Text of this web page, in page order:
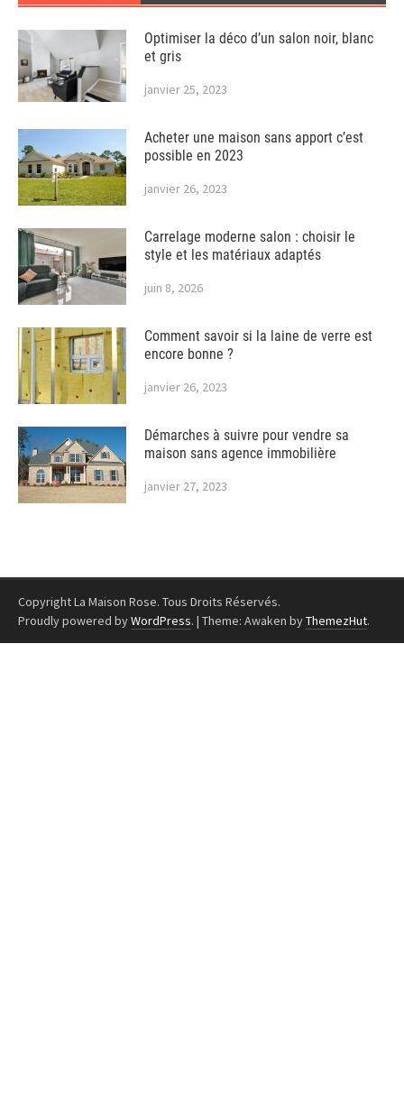
Optimiser la déco d’un salon noir, blanc
et gris
janvier 25, 2023
Acheter une maison sans apport c’est
possible en 2023
janvier 26, 2023
Carrelage moderne salon : choisir le
style et les matériaux adaptés
juin 8, 2026
Comment savoir si la laine de verre est
encore bonne ?
janvier 26, 2023
Démarches à suivre pour vendre sa
maison sans agence immobilière
janvier 27, 2023
Copyright La Maison Rose. Tous Droits Réservés.
Proudly powered byWordPress. | Theme: Awaken byThemezHut.